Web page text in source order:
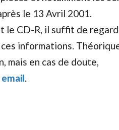
le 13 Avril 2001.
le CD-R, il suffit de
informations.
mais en cas de doute,
email.